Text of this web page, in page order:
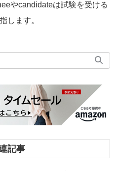
やcandidateは試験を受ける
します。
記事